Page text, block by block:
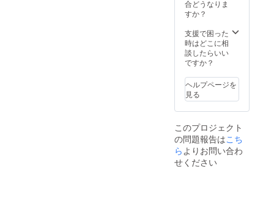
※サイ
とをご
希望の
場合
は、備
それぞ
れの内
訳をご
記入く
※ユニ
フォー
ムのサ
イズ
は、Ｍ
ド等はN
ます
※露出範
囲は、
画像
メー
ジ）を
ご参考
くださ
藤茶＆
高木
ブーの
サイン
入り８
動画
内 3〜4
動画の
公開
と、動
のお名
前の掲
出を保
証しま
掲出期
間の設
定は特
にござ
いませ
お名前
は文字
のみで
す。６
文字以
安にお
願いし
ます
※掲載サ
は、
5cm ×
13cm
となり
ます
合どうなりま
すか？
支援で困った
時はどこに相
談したらいい
ですか？
ヘルプページを
見る
このプロジェクト
の問題報告はこち
らよりお問い合わ
せください